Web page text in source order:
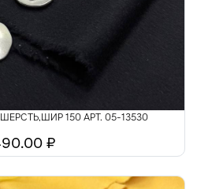
150 АРТ. 05-13530
₽